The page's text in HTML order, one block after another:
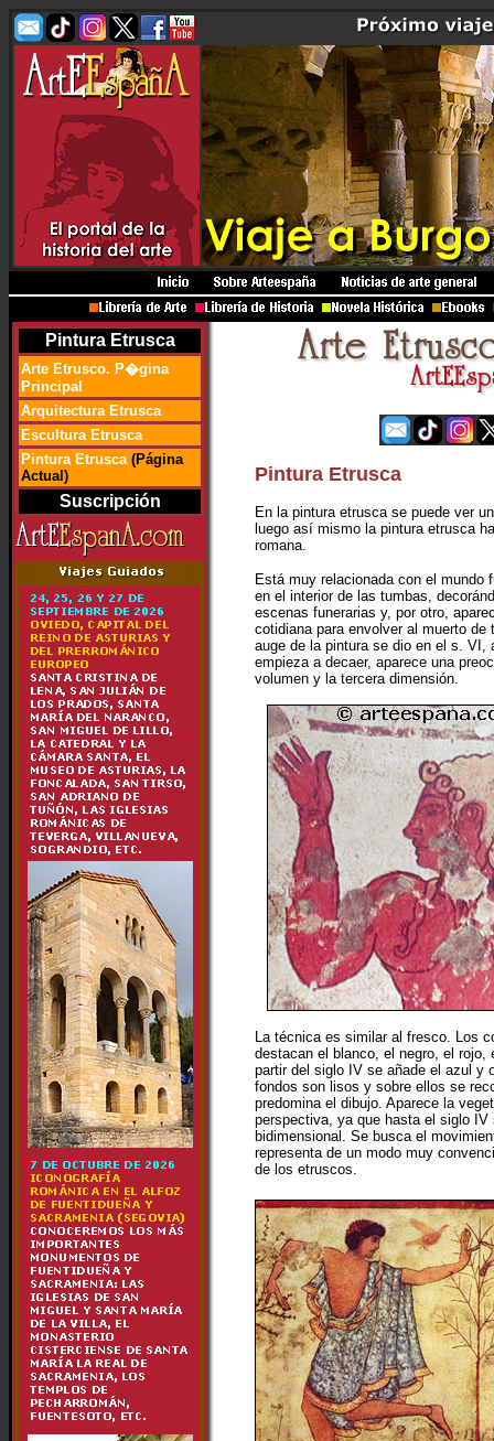
Pintura Etrusca
Arte Etrusco. P�gina
Principal
Arquitectura Etrusca
Escultura Etrusca
Pintura Etrusca (Página
Actual)
Suscripción
Pintura Etrusca
En la pintura etrusca se puede ver
luego así mismo la pintura etrusca
romana.
Está muy relacionada con el mundo
en el interior de las tumbas,
escenas funerarias y, por otro,
cotidiana para envolver al muerto
auge de la pintura se dio en el s. VI,
empieza a decaer, aparece una
volumen y la tercera dimensión.
La técnica es similar al fresco. Los
destacan el blanco, el negro, el
partir del siglo IV se añade el azul y
fondos son lisos y sobre ellos se
predomina el dibujo. Aparece la
perspectiva, ya que hasta el siglo IV
bidimensional. Se busca el
representa de un modo muy
de los etruscos.